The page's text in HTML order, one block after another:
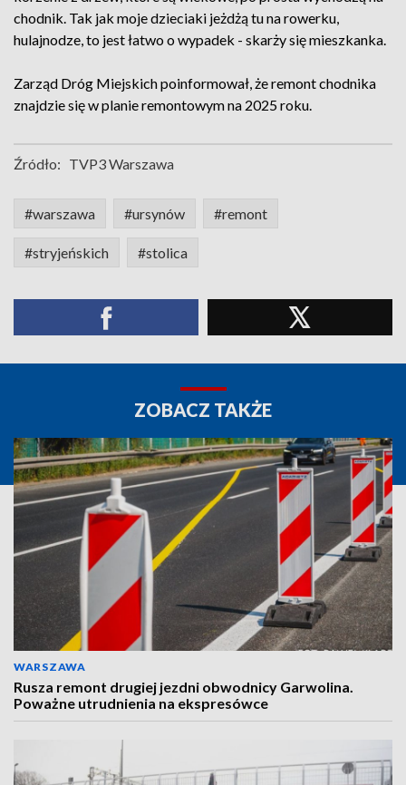
chodnik. Tak jak moje dzieciaki jeżdżą tu na rowerku,
hulajnodze, to jest łatwo o wypadek - skarży się mieszkanka.
Zarząd Dróg Miejskich poinformował, że remont chodnika
znajdzie się w planie remontowym na 2025 roku.
Źródło: TVP3 Warszawa
#warszawa #ursynów #remont
#stryjeńskich #stolica
ZOBACZ TAKŻE
WARSZAWA
Rusza remont drugiej jezdni obwodnicy Garwolina.
Poważne utrudnienia na ekspresówce